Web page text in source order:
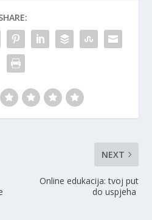
NEXT
Online edukacija: tvoj put
do uspjeha